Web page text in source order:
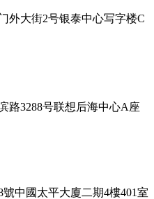
外大街2号银泰中心写字楼C
路3288号联想后海中心A座
中國太平大廈二期4樓401室